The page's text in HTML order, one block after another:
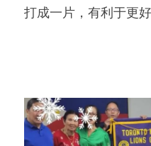
打成一片，有利于更